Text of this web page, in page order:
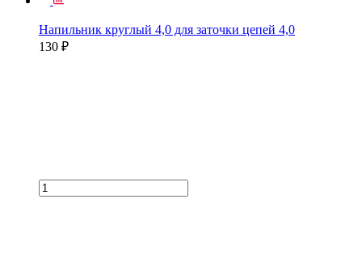
Напильник круглый 4,0 для заточки цепей 4,0
130 ₽